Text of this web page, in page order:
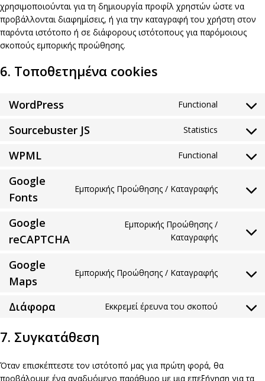
χρησιμοποιούνται για τη δημιουργία προφίλ χρηστών ώστε να
προβάλλονται διαφημίσεις, ή για την καταγραφή του χρήστη στον
παρόντα ιστότοπο ή σε διάφορους ιστότοπους για παρόμοιους
σκοπούς εμπορικής προώθησης.
6. Τοποθετημένα cookies
WordPress Functional
Consent
service
Sourcebuster JS Statistics
Consent
service
WPML Functional
Consent
service
Google
Fonts
Εμπορικής Προώθησης / Καταγραφής
Consent
google-
Google
reCAPTCHA
Εμπορικής Προώθησης /
Καταγραφής
Consent
google-
Google
Maps
Εμπορικής Προώθησης / Καταγραφής
Consent
service
Διάφορα Εκκρεμεί έρευνα του σκοπού
Consent
7. Συγκατάθεση
Όταν επισκέπτεστε τον ιστότοπό μας για πρώτη φορά, θα
προβάλουμε ένα αναδυόμενο παράθυρο με μια επεξήγηση για τα